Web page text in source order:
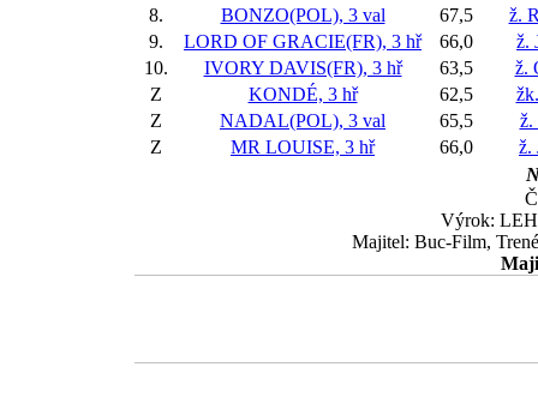
8.
BONZO(POL), 3 val 67,5
ž.
9.
LORD OF GRACIE(FR), 3 hř 66,0
ž.
10.
IVORY DAVIS(FR), 3 hř 63,5
ž.
Z
KONDÉ, 3 hř 62,5
Z
NADAL(POL), 3 val 65,5
ž.
Z
MR LOUISE, 3 hř 66,0
ž.
Výrok:
Majitel: Buc-Film,